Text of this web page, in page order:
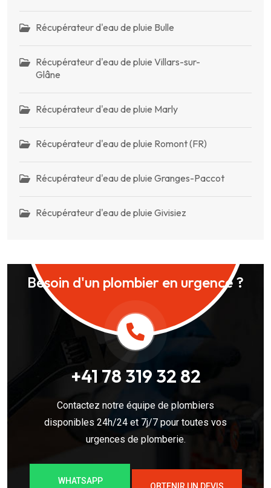
Récupérateur d'eau de pluie Bulle
Récupérateur d'eau de pluie Villars-sur-
Glâne
Récupérateur d'eau de pluie Marly
Récupérateur d'eau de pluie Romont (FR)
Récupérateur d'eau de pluie Granges-Paccot
Récupérateur d'eau de pluie Givisiez
Besoin d'un plombier en urgence ?
+41 78 319 32 82
Contactez notre équipe de plombiers
disponibles 24h/24 et 7j/7 pour toutes vos
urgences de plomberie.
WHATSAPP
OBTENIR UN DEVIS